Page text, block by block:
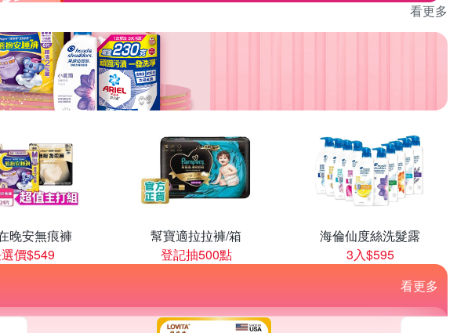
看更多
晚安無痕褲
價$549
幫寶適拉拉褲/箱
登記抽500點
海倫仙度絲洗髮露
3入$595
看更多